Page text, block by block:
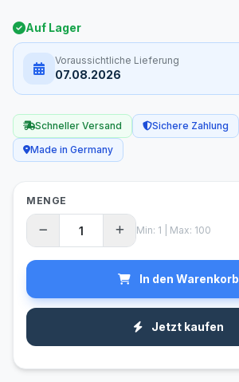
Auf Lager
Voraussichtliche Lieferung
07.08.2026
Schneller Versand
Sichere Zahlung
Made in Germany
MENGE
Min: 1 | Max: 100
In den Warenkorb
Jetzt kaufen